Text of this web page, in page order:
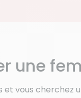
une
et vous cherchez